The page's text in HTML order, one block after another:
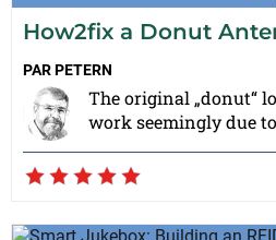
How2fix a Donut
PARPETERN
The original „donut“
work seemingly due to